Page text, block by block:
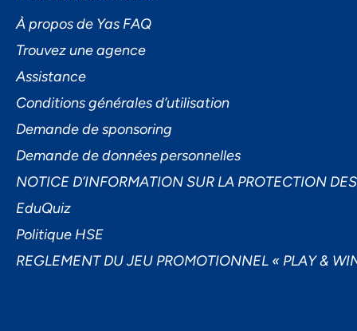
À propos de Yas FAQ
Trouvez une agence
Assistance
Conditions générales d’utilisation
Demande de sponsoring
Demande de données personnelles
NOTICE D’INFORMATION SUR LA PROTECTION
EduQuiz
Politique HSE
REGLEMENT DU JEU PROMOTIONNEL « PLAY &